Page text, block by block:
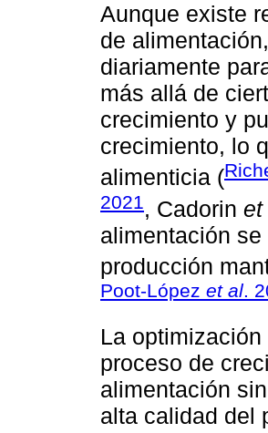
Aunque existe
de
diariamente
más allá de
crecimiento y
crecimiento, lo
alimenticia (
2021, Cadorin et
alimentación
producción
Poot-López et al.
La
proceso de
alimentación
alta calidad del